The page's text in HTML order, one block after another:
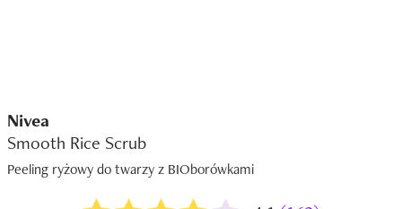
Nivea
Smooth Rice Scrub
Peeling ryżowy do twarzy z BIOborówkami